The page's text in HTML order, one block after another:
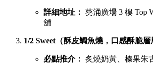
詳細地址： 葵涌廣場 3 樓 Top
舖
1/2 Sweet（酥皮鯛魚燒，口感酥脆層
必點推介： 炙燒奶黃、榛果朱